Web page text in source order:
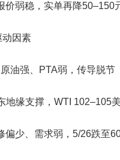
价弱稳，实单再降50–150
动因素
油强、PTA弱，传导脱节
地缘支撑，WTI 102–105
偏少、需求弱，5/26跌至